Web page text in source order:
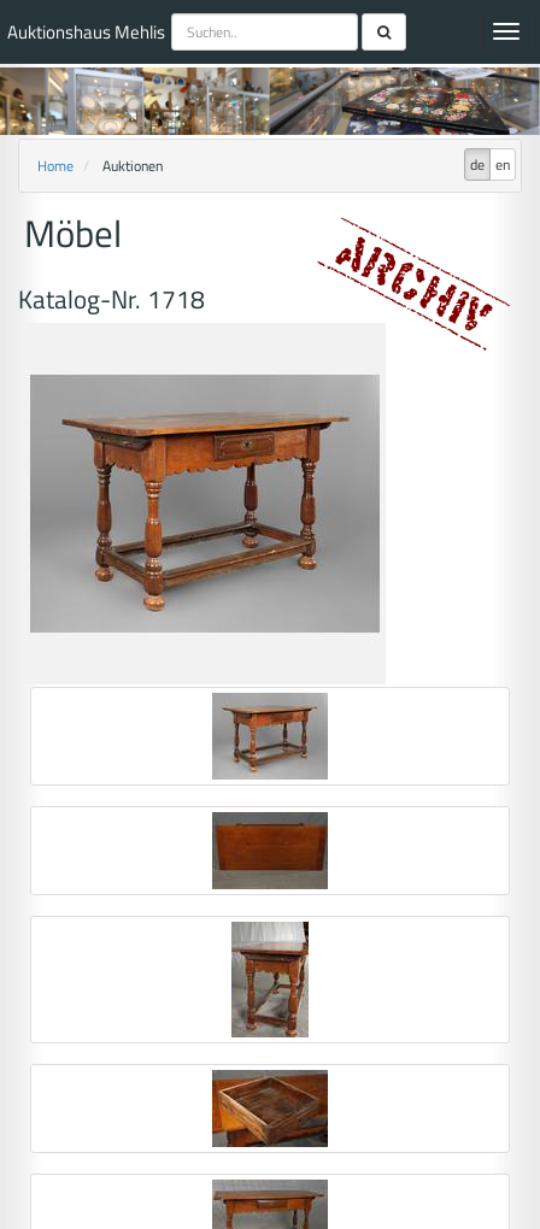
Auktionshaus Mehlis
de en
Home Auktionen
Möbel
Katalog-Nr. 1718